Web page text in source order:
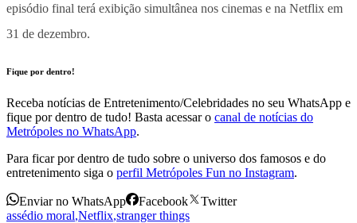
episódio final terá exibição simultânea nos cinemas e na Netflix em
31 de dezembro.
Fique por dentro!
Receba notícias de Entretenimento/Celebridades no seu WhatsApp e
fique por dentro de tudo! Basta acessar o canal de notícias do
Metrópoles no WhatsApp.
Para ficar por dentro de tudo sobre o universo dos famosos e do
entretenimento siga o perfil Metrópoles Fun no Instagram.
Enviar no WhatsApp Facebook
Twitter
assédio moral,Netflix,stranger things